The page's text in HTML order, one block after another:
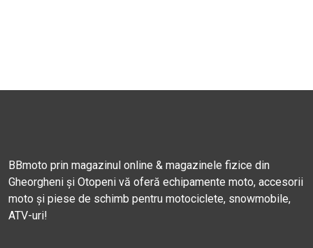
BBmoto prin magazinul online & magazinele fizice din
Gheorgheni și Otopeni vă oferă echipamente moto, accesorii
moto și piese de schimb pentru motociclete, snowmobile,
ATV-uri!